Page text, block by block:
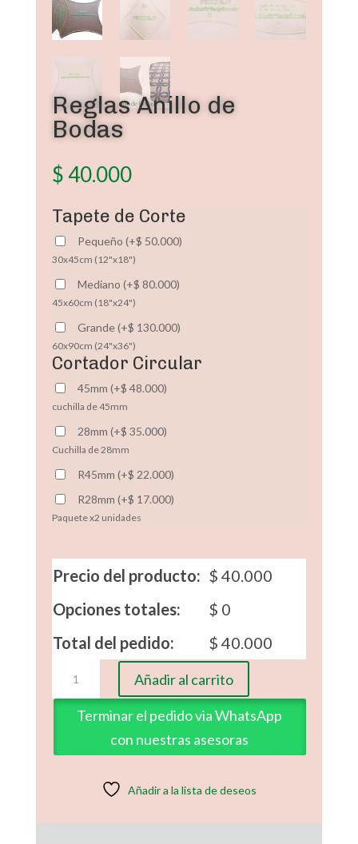
Reglas Anillo de
Bodas
$40.000
Tapete de Corte
Pequeño (+$ 50.000)
30x45cm (12"x18")
Mediano (+$ 80.000)
45x60cm (18"x24")
Grande(+$ 130.000)
60x90cm (24"x36")
Cortador Circular
45mm (+$ 48.000)
cuchilla de 45mm
28mm (+$ 35.000)
Cuchilla de 28mm
R45mm (+$ 22.000)
R28mm (+$ 17.000)
Paquete x2 unidades
Precio del producto: $ 40.000
Opciones totales:
$ 0
Total del pedido:
$ 40.000
Anillo
de
Bodas
Añadir al carrito
Terminar el pedido via WhatsApp
con nuestras asesoras
Añadir a la lista de deseos